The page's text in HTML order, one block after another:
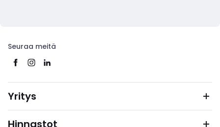
Seuraa meitä
Yritys
Hinnastot